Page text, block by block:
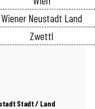
Wiener Neustadt Land
Zwettl
Stadt / Land